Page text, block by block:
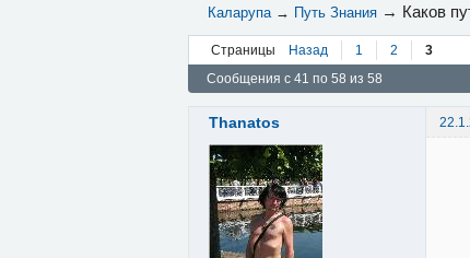
Каларупа → Путь Знания → Каков
Страницы Назад 1 2 3
Сообщения с 41 по 58 из 58
Thanatos